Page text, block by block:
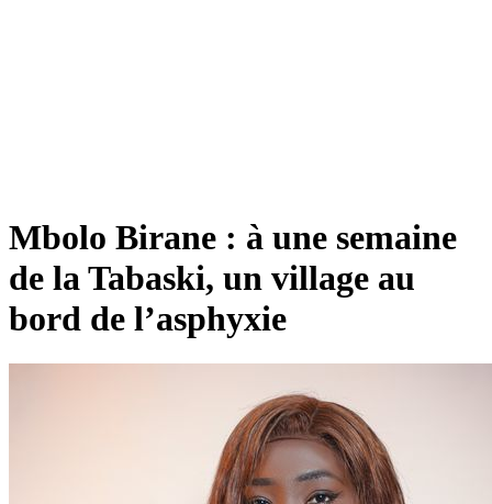
Mbolo Birane : à une semaine
de la Tabaski, un village au
bord de l’asphyxie